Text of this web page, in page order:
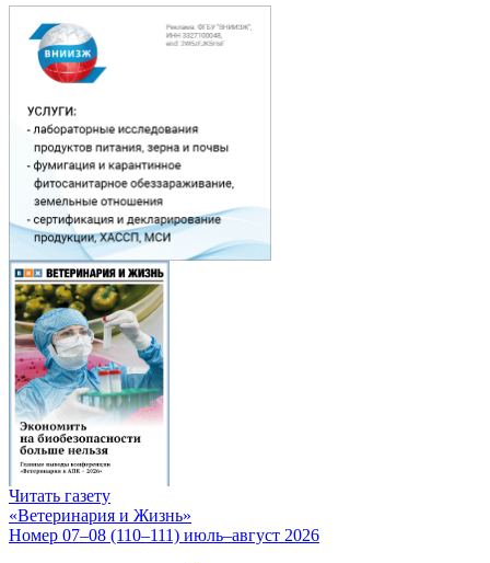
Читать газету
«Ветеринария и Жизнь»
Номер 07–08 (110–111) июль–август 2026